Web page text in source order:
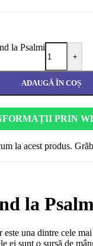
la Psalmi
+
ADAUGĂ ÎN COȘ
PRIN
la acest produs.
la
este una dintre cele
ei sunt o sursă de